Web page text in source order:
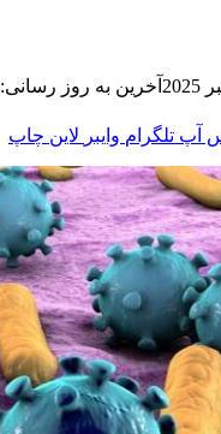
آخرین به روز رسانی: 17 نوامبر 2025
آپ تلگرام وایبر لاین چاپ